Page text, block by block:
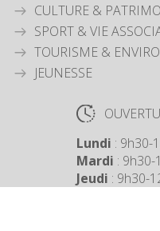
CULTURE &
SPORT & VIE
TOURISME &
JEUNESSE
Lundi : 9h30-
Mardi : 9h30-
Jeudi : 9h30-